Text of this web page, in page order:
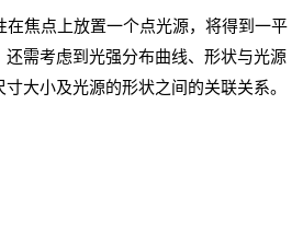
焦点上放置一个点光源，将得到一平
需考虑到光强分布曲线、形状与光源
大小及光源的形状之间的关联关系。